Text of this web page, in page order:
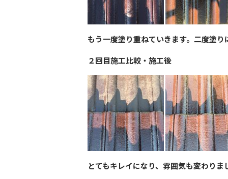
もう一度塗り重ねていきます。二度塗
２回目施工比較・施工後
とてもキレイになり、雰囲気も変わり